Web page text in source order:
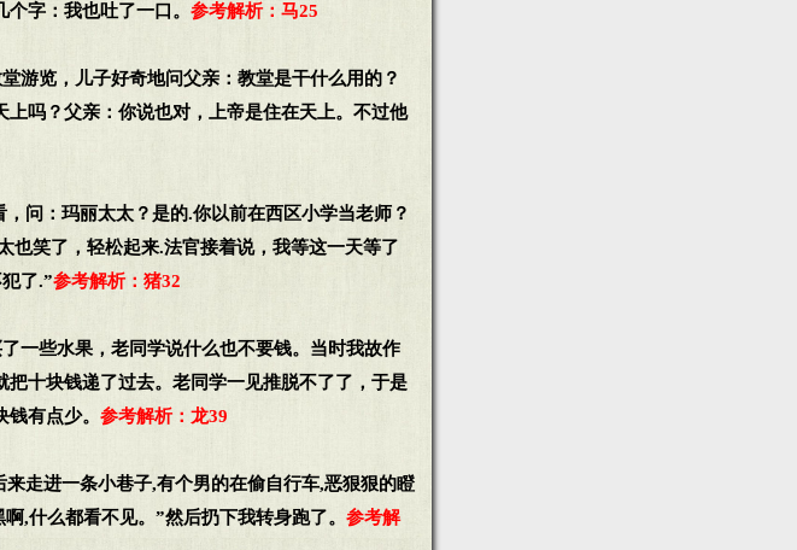
个字：我也吐了一口。参考解析：马25
游览，儿子好奇地问父亲：教堂是干什么用的？
吗？父亲：你说也对，上帝是住在天上。不过他
问：玛丽太太？是的.你以前在西区小学当老师？
也笑了，轻松起来.法官接着说，我等这一天等了
了.”参考解析：猪32
一些水果，老同学说什么也不要钱。当时我故作
十块钱递了过去。老同学一见推脱不了了，于是
钱有点少。参考解析：龙39
走进一条小巷子,有个男的在偷自行车,恶狠狠的瞪
,什么都看不见。”然后扔下我转身跑了。参考解